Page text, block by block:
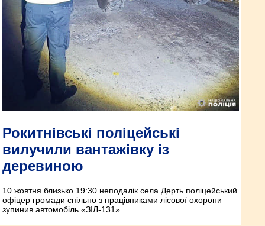
Рокитнівські поліцейські
вилучили вантажівку із
деревиною
10 жовтня близько 19:30 неподалік села Дерть поліцейський
офіцер громади спільно з працівниками лісової охорони
зупинив автомобіль «ЗІЛ-131».